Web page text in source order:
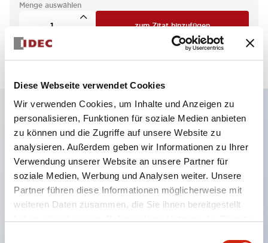
Diese Webseite verwendet Cookies
Wir verwenden Cookies, um Inhalte und Anzeigen zu
personalisieren, Funktionen für soziale Medien anbieten
zu können und die Zugriffe auf unsere Website zu
analysieren. Außerdem geben wir Informationen zu Ihrer
Verwendung unserer Website an unsere Partner für
soziale Medien, Werbung und Analysen weiter. Unsere
Partner führen diese Informationen möglicherweise mit
weiteren Daten zusammen, die Sie ihnen bereitgestellt
Menge auswählen
zum Zitat hinzufügen
Hauptmerkmale
Anwendbar in potenziell explosionsgefährdeten
Atmosphären